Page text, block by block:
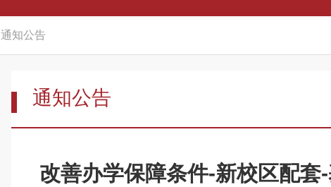
通知公告
通知公告
改善办学保障条件-新校区配套